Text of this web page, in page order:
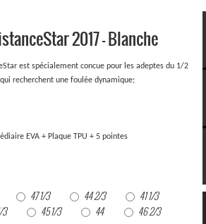
2017 - Blanche
est spécialement concue pour les adeptes du 1/2
recherchent une foulée dynamique;
EVA + Plaque TPU + 5 pointes
47 1/3 44 2/3
41 1/3
3
45 1/3 44 46 2/3